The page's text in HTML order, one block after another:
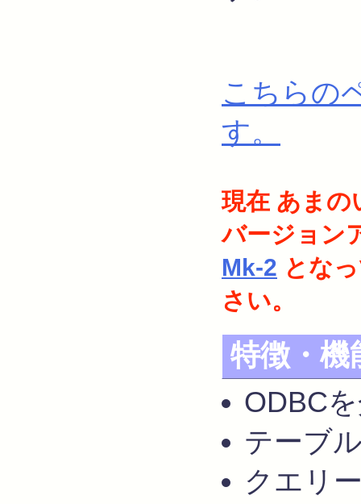
こちらの
す。
現在 あま
バージョン
Mk-2 とな
さい。
特徴・機
ODBC
テーブ
クエリ